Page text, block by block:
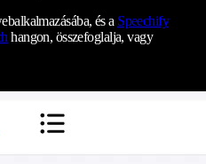
és a Speechify
hangon, összefoglalja, vagy